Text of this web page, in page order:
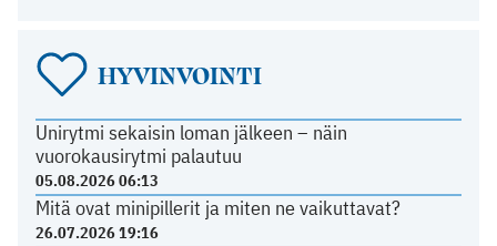
HYVINVOINTI
Unirytmi sekaisin loman jälkeen – näin
vuorokausirytmi palautuu
05.08.2026 06:13
Mitä ovat minipillerit ja miten ne vaikuttavat?
26.07.2026 19:16